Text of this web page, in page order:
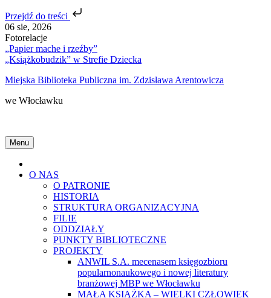
Przejdź do treści
Skip
to
content
06 sie, 2026
Fotorelacje
„Papier mache i rzeźby”
„Książkobudzik” w Strefie Dziecka
Miejska Biblioteka Publiczna im. Zdzisława Arentowicza
we Włocławku
Menu
O NAS
O PATRONIE
HISTORIA
STRUKTURA ORGANIZACYJNA
FILIE
ODDZIAŁY
PUNKTY BIBLIOTECZNE
PROJEKTY
ANWIL S.A. mecenasem księgozbioru
popularnonaukowego i nowej literatury
branżowej MBP we Włocławku
MAŁA KSIĄŻKA – WIELKI CZŁOWIEK